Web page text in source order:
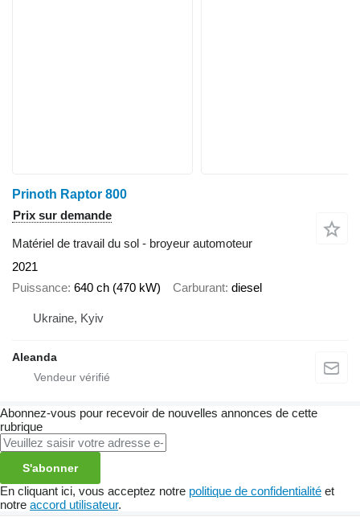
Prinoth Raptor 800
Prix sur demande
Matériel de travail du sol - broyeur automoteur
2021
Puissance 640 ch (470 kW) Carburant diesel
Ukraine, Kyiv
Aleanda
Abonnez-vous pour recevoir de nouvelles annonces de cette
rubrique
S'abonner
En cliquant ici, vous acceptez notre politique de confidentialité et
notre accord utilisateur.